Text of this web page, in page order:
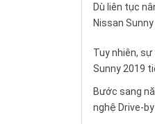
Dù liên tục
Nissan
Tuy nhiên,
Sunny 2019
Bước sang
nghệ Drive-